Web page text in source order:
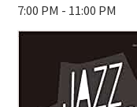
7:00 PM - 11:00 PM